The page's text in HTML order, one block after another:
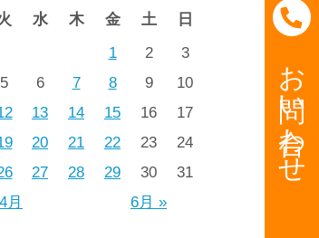
水 木 金 土 日
月 6月 »
1 2
3
5 6 7 8 9
10
13 14 15 16
17
20 21 22 23
24
27 28 29 30 31
お問い合わせ